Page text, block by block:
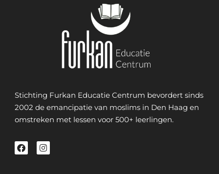
Stichting Furkan Educatie Centrum bevordert sinds
2002 de emancipatie van moslims in Den Haag en
omstreken met lessen voor 500+ leerlingen.